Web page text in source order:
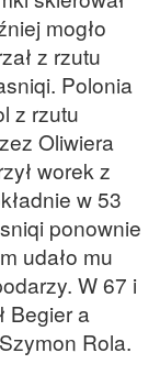
mogło
z rzutu
Polonia
z rzutu
Oliwiera
worek z
w 53
ponownie
udało mu
W 67 i
Begier a
Rola.